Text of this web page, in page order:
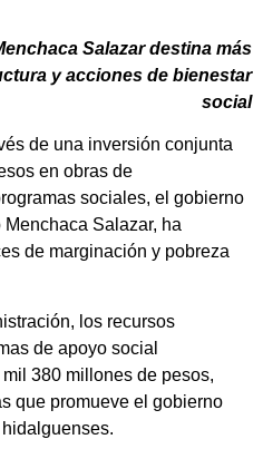
Salazar destina más
y acciones de bienestar
social
de una inversión conjunta
en obras de
sociales, el gobierno
Salazar, ha
de marginación y pobreza
los recursos
de apoyo social
380 millones de pesos,
que promueve el gobierno